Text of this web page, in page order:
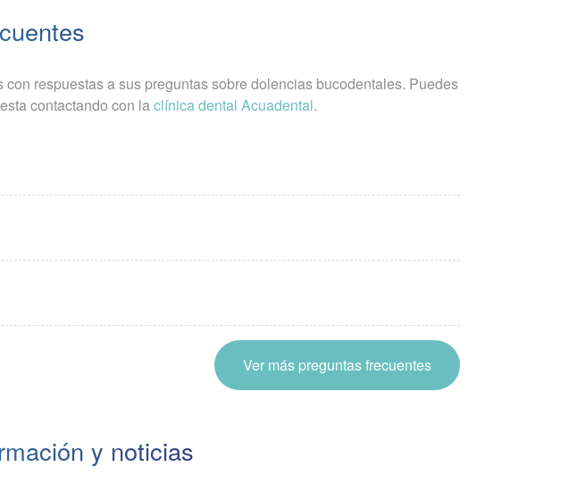
respuestas a sus preguntas sobre dolencias bucodentales. Puedes
contactando con laclínica dental Acuadental.
Ver más preguntas frecuentes
y noticias